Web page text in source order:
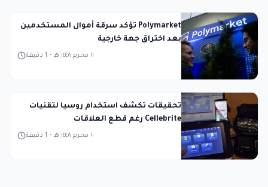
Polymarket تؤكد سرقة أموال المستخدمين
بعد اختراق جهة خارجية
1 دقيقة - ١١ محرم ١٤٤٨ هـ
تحقيقات تكشف استخدام روسيا لتقنيات
Cellebrite رغم قطع العلاقات
1 دقيقة - ١٠ محرم ١٤٤٨ هـ